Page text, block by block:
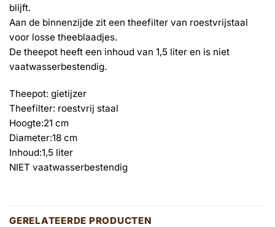
blijft.
Aan de binnenzijde zit een theefilter van roestvrijstaal
voor losse theeblaadjes.
De theepot heeft een inhoud van 1,5 liter en is niet
vaatwasserbestendig.
Theepot: gietijzer
Theefilter: roestvrij staal
Hoogte:21 cm
Diameter:18 cm
Inhoud:1,5 liter
NIET vaatwasserbestendig
GERELATEERDE PRODUCTEN